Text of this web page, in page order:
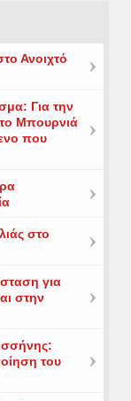
Ανοιχτό
Για την
Μπουρνιά
που
στο
για
στην
του